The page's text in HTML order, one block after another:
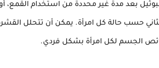
بعد مدة غير محددة من استخدام القمع، أو
حسب حالة كل امرأة. يمكن أن تتحلل
الجسم لكل امرأة بشكل فردي.